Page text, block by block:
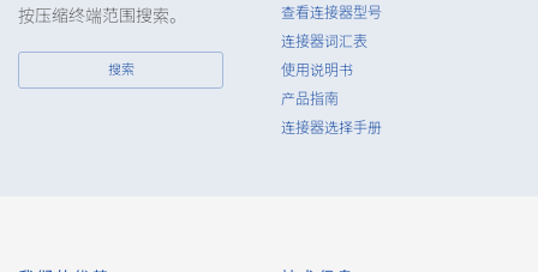
High heat-resistant
IMSA-13065B-16Y917
按压缩终端范围搜索。
搜索
查看连接器型号
连接器词汇表
使用说明书
产品指南
连接器选择手册